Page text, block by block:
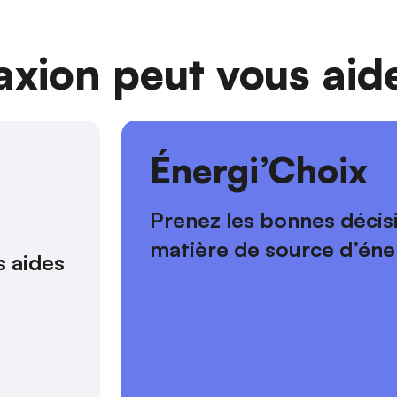
peut vous
aides
Énergi’Choix
Prenez les bonnes
matière de source